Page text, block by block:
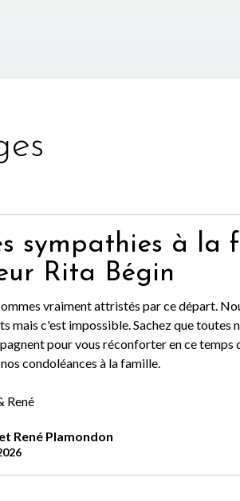
sympathies à la
Rita Bégin
vraiment attristés par ce départ.
mais c'est impossible. Sachez que toutes
pour vous réconforter en ce
condoléances à la famille.
René
René Plamondon